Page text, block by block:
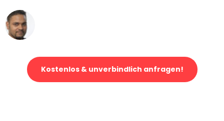
Kostenlos & unverbindlich anfragen!